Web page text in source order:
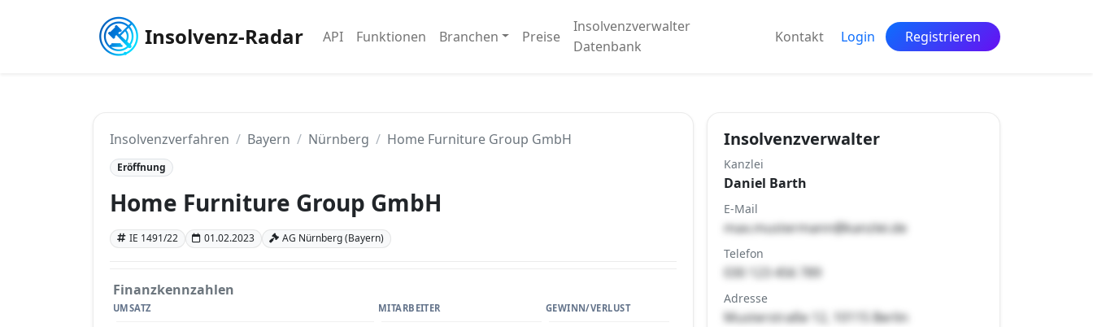
Insolvenz-Radar API Funktionen Branchen Preise
Insolvenzverwalter
Datenbank
Kontakt Login Registrieren
Insolvenzverfahren Bayern Nürnberg Home Furniture Group GmbH
Eröffnung
Home Furniture Group GmbH
IE 1491/22 01.02.2023 AG Nürnberg (Bayern)
Finanzkennzahlen
UMSATZ MITARBEITER GEWINN/VERLUST
Insolvenzverwalter
Kanzlei
Daniel Barth
E-Mail
max.mustermann@kanzlei.de
Telefon
030 123 456 789
Adresse
Musterstraße 12, 10115 Berlin